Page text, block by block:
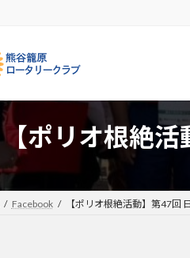
【ポリオ根絶活
Facebook 【ポリオ根絶活動】第47回